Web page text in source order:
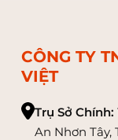
CÔNG TY
VIỆT
Trụ Sở Chính:
An Nhơn Tây,